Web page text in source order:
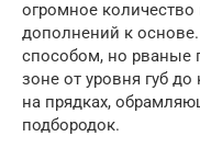
огромное
дополнений к
способом, но рваные
зоне от уровня губ
на прядках,
подбородок.